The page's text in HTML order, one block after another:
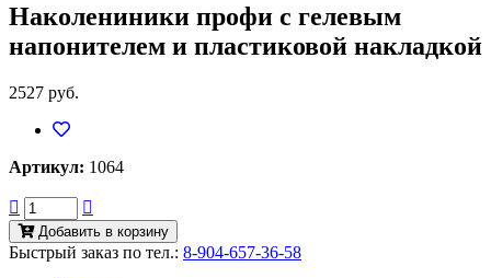
Наколениники профи с гелевым
напонителем и пластиковой накладкой
2527 руб.
Артикул: 1064
Добавить в корзину
Быстрый заказ по тел.: 8-904-657-36-58